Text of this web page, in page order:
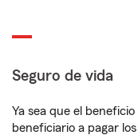
Seguro de vida
Ya sea que el
beneficiario a pagar